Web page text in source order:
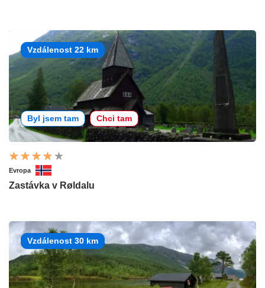
Vzdálenost 22 km
Byl jsem tam Chci tam
Evropa
Zastávka v Røldalu
Vzdálenost 30 km